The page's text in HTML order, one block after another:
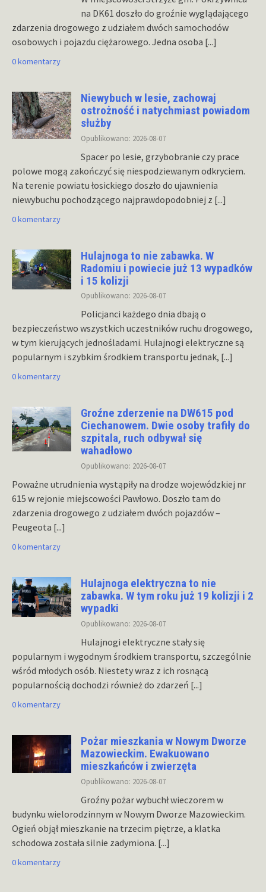
na DK61 doszło do groźnie wyglądającego
zdarzenia drogowego z udziałem dwóch samochodów
osobowych i pojazdu ciężarowego. Jedna osoba [...]
0 komentarzy
Niewybuch w lesie, zachowaj
ostrożność i natychmiast powiadom
służby
Opublikowano: 2026-08-07
Spacer po lesie, grzybobranie czy prace
polowe mogą zakończyć się niespodziewanym odkryciem.
Na terenie powiatu łosickiego doszło do ujawnienia
niewybuchu pochodzącego najprawdopodobniej z [...]
0 komentarzy
Hulajnoga to nie zabawka. W
Radomiu i powiecie już 13 wypadków
i 15 kolizji
Opublikowano: 2026-08-07
Policjanci każdego dnia dbają o
bezpieczeństwo wszystkich uczestników ruchu drogowego,
w tym kierujących jednośladami. Hulajnogi elektryczne są
popularnym i szybkim środkiem transportu jednak, [...]
0 komentarzy
Groźne zderzenie na DW615 pod
Ciechanowem. Dwie osoby trafiły do
szpitala, ruch odbywał się
wahadłowo
Opublikowano: 2026-08-07
Poważne utrudnienia wystąpiły na drodze wojewódzkiej nr
615 w rejonie miejscowości Pawłowo. Doszło tam do
zdarzenia drogowego z udziałem dwóch pojazdów –
Peugeota [...]
0 komentarzy
Hulajnoga elektryczna to nie
zabawka. W tym roku już 19 kolizji i 2
wypadki
Opublikowano: 2026-08-07
Hulajnogi elektryczne stały się
popularnym i wygodnym środkiem transportu, szczególnie
wśród młodych osób. Niestety wraz z ich rosnącą
popularnością dochodzi również do zdarzeń [...]
0 komentarzy
Pożar mieszkania w Nowym Dworze
Mazowieckim. Ewakuowano
mieszkańców i zwierzęta
Opublikowano: 2026-08-07
Groźny pożar wybuchł wieczorem w
budynku wielorodzinnym w Nowym Dworze Mazowieckim.
Ogień objął mieszkanie na trzecim piętrze, a klatka
schodowa została silnie zadymiona. [...]
0 komentarzy